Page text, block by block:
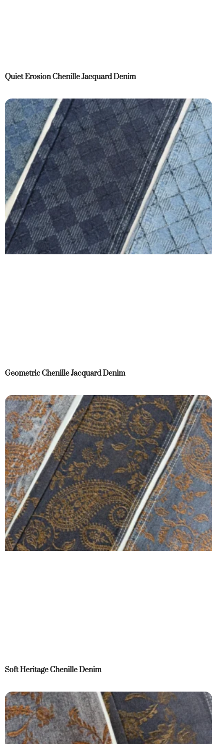
Quiet Erosion Chenille Jacquard Denim
Geometric Chenille Jacquard Denim
Soft Heritage Chenille Denim